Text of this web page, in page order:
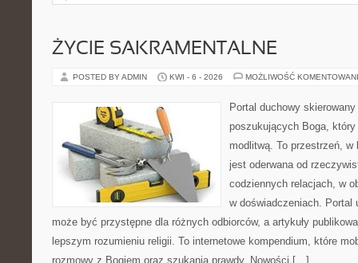
ŻYCIE SAKRAMENTALNE
POSTED BY ADMIN KWI - 6 - 2026 MOŻLIWOŚĆ
Portal duchowy
poszukujących Boga,
modlitwą. To przestrzeń,
jest oderwana od
codziennych relacjach, w
w doświadczeniach.
może być przystępne dla różnych odbiorców, a artykuły
lepszym rozumieniu religii. To internetowe kompendium, które
rozmowy z Bogiem oraz szukania prawdy. Nowości […]